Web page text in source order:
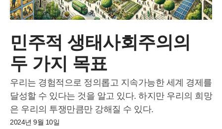
민주적 생태사회주의의
두 가지 목표
우리는 경험적으로 정의롭고 지속가능한 세계 경제를
달성할 수 있다는 것을 알고 있다. 하지만 우리의 희망
은 우리의 투쟁만큼만 강해질 수 있다.
2024년 9월 10일